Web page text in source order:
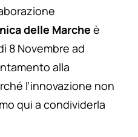
delle Marche è
8 Novembre ad
alla
l’innovazione non
qui a condividerla